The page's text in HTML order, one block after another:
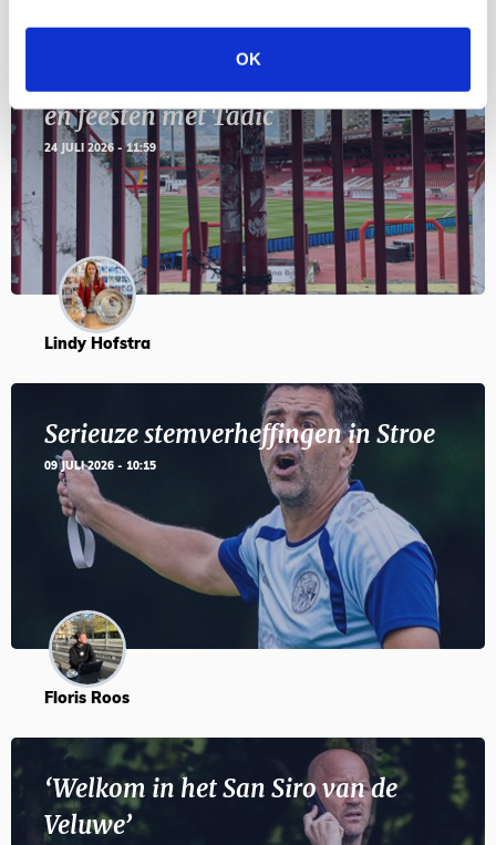
OK
en feesten met Tadic
24 JULI 2026 - 11:59
Lindy Hofstra
Serieuze stemverheffingen in Stroe
09 JULI 2026 - 10:15
Floris Roos
‘Welkom in het San Siro van de
Veluwe’